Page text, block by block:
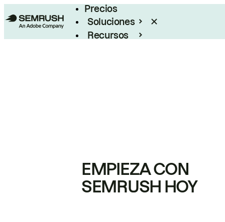
Precios
Soluciones
Recursos
EMPIEZA CON
SEMRUSH HOY